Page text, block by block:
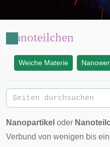
Nanoteilchen
Weiche Materie
Nanopartikel oder
Verbund von wenigen bis